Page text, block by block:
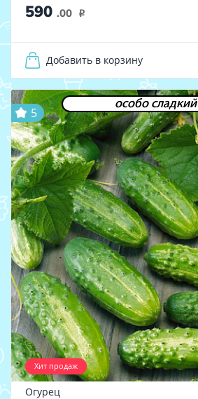
590 .00 i
Добавить в корзину
особо сладкий
Хит продаж
5
Огурец